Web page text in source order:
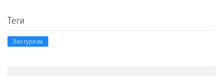
Теги
Экотуризм